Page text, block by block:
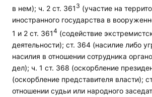
в нем); ч. 2 ст. 361 3 (участие на
иностранного государства в
1 и 2 ст. 3614 (содействие
деятельности); ст. 364 (насилие либо
насилия в отношении сотрудника
дел); ч. 1 ст. 368 (оскорбление
(оскорбление представителя власти);
отношении судьи или народного